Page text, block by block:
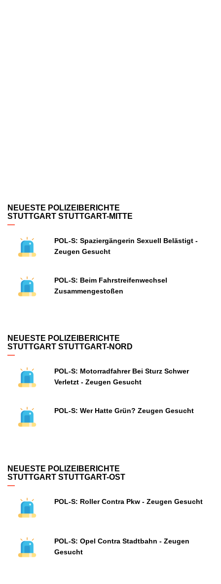
NEUESTE POLIZEIBERICHTE
STUTTGART STUTTGART-MITTE
POL-S: Spaziergängerin Sexuell Belästigt -
Zeugen Gesucht
POL-S: Beim Fahrstreifenwechsel
Zusammengestoßen
NEUESTE POLIZEIBERICHTE
STUTTGART STUTTGART-NORD
POL-S: Motorradfahrer Bei Sturz Schwer
Verletzt - Zeugen Gesucht
POL-S: Wer Hatte Grün? Zeugen Gesucht
NEUESTE POLIZEIBERICHTE
STUTTGART STUTTGART-OST
POL-S: Roller Contra Pkw - Zeugen Gesucht
POL-S: Opel Contra Stadtbahn - Zeugen
Gesucht